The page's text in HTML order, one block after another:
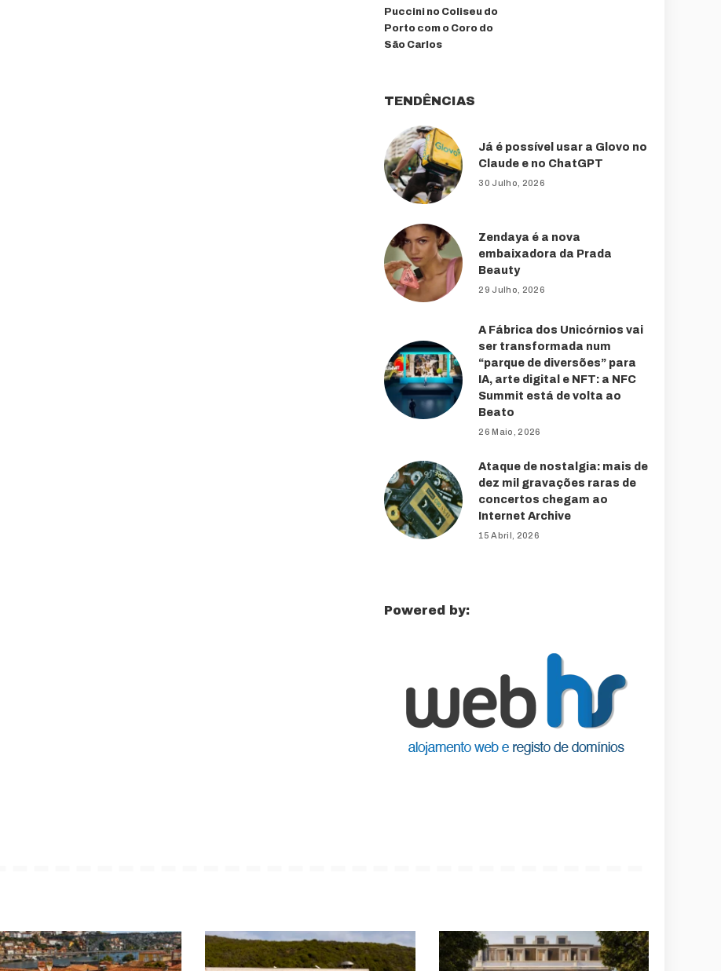
Puccini no Coliseu do
Porto com o Coro do
São Carlos
TENDÊNCIAS
Já é possível usar a Glovo no
Claude e no ChatGPT
30 Julho, 2026
Zendaya é a nova
embaixadora da Prada
Beauty
29 Julho, 2026
A Fábrica dos Unicórnios vai
ser transformada num
“parque de diversões” para
IA, arte digital e NFT: a NFC
Summit está de volta ao
Beato
26 Maio, 2026
Ataque de nostalgia: mais de
dez mil gravações raras de
concertos chegam ao
Internet Archive
15 Abril, 2026
Powered by: